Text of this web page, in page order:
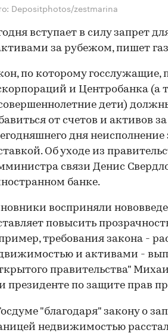
Depositphotos/zestmarina
вступает в силу запрет
за рубежом, пишет
по которому
и Центробанка (а
дети)
от счетов и активов
дня
Об уходе из
связи Денис
банке.
восприняли
повысить
требования закона -
и активами -
правительства"
президенте по защите прав
"благодаря" закону о
недвижимостью